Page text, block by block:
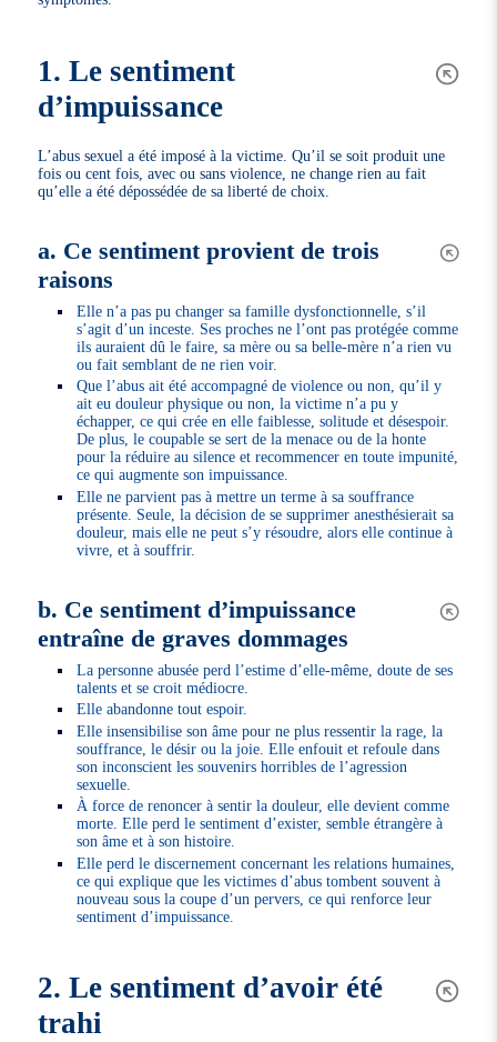
1. Le sentiment
d’impuissance
L’abus sexuel a été imposé à la victime. Qu’il se soit produit une
fois ou cent fois, avec ou sans violence, ne change rien au fait
qu’elle a été dépossédée de sa liberté de choix.
a. Ce sentiment provient de trois
raisons
Elle n’a pas pu changer sa famille dysfonctionnelle, s’il
s’agit d’un inceste. Ses proches ne l’ont pas protégée comme
ils auraient dû le faire, sa mère ou sa belle-mère n’a rien vu
ou fait semblant de ne rien voir.
Que l’abus ait été accompagné de violence ou non, qu’il y
ait eu douleur physique ou non, la victime n’a pu y
échapper, ce qui crée en elle faiblesse, solitude et désespoir.
De plus, le coupable se sert de la menace ou de la honte
pour la réduire au silence et recommencer en toute impunité,
ce qui augmente son impuissance.
Elle ne parvient pas à mettre un terme à sa souffrance
présente. Seule, la décision de se supprimer anesthésierait sa
douleur, mais elle ne peut s’y résoudre, alors elle continue à
vivre, et à souffrir.
b. Ce sentiment d’impuissance
entraîne de graves dommages
La personne abusée perd l’estime d’elle-même, doute de ses
talents et se croit médiocre.
Elle abandonne tout espoir.
Elle insensibilise son âme pour ne plus ressentir la rage, la
souffrance, le désir ou la joie. Elle enfouit et refoule dans
son inconscient les souvenirs horribles de l’agression
sexuelle.
À force de renoncer à sentir la douleur, elle devient comme
morte. Elle perd le sentiment d’exister, semble étrangère à
son âme et à son histoire.
Elle perd le discernement concernant les relations humaines,
ce qui explique que les victimes d’abus tombent souvent à
nouveau sous la coupe d’un pervers, ce qui renforce leur
sentiment d’impuissance.
2. Le sentiment d’avoir été
trahi